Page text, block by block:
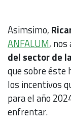
Asimsimo,
ANFALUM, nos
del sector de
que sobre éste
los incentivos
para el año
enfrentar.